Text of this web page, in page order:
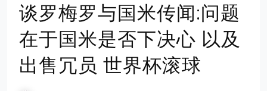
谈罗梅罗与国米传闻:问题
在于国米是否下决心 以及
出售冗员 世界杯滚球